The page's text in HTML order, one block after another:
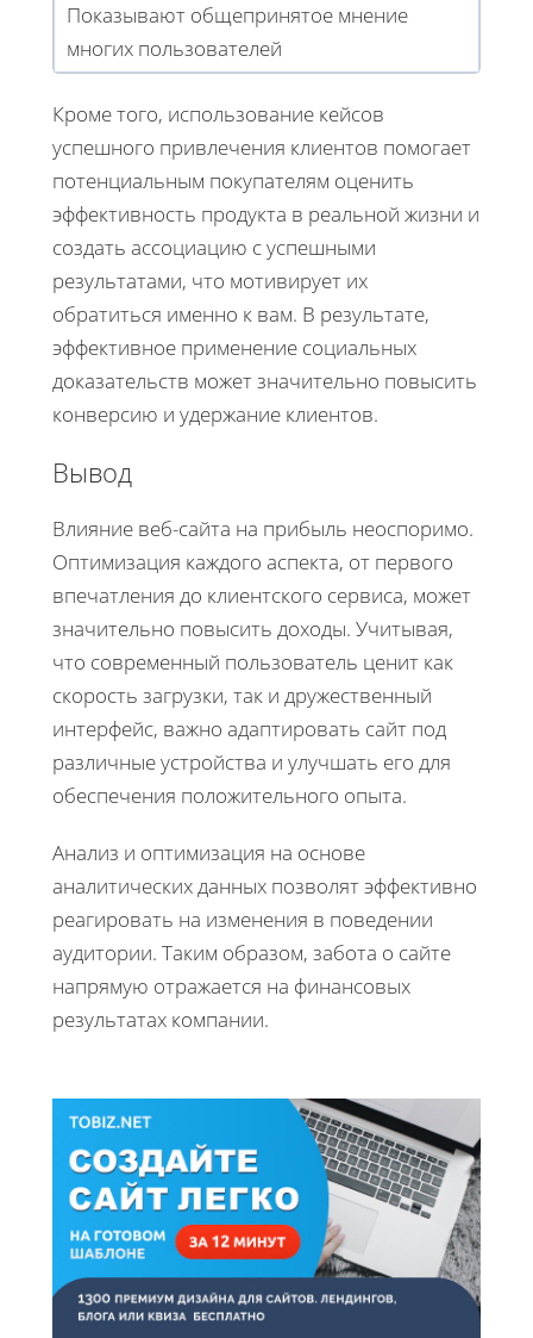
Показывают общепринятое мнение
многих пользователей
Кроме того, использование кейсов
успешного привлечения клиентов помогает
потенциальным покупателям оценить
эффективность продукта в реальной жизни и
создать ассоциацию с успешными
результатами, что мотивирует их
обратиться именно к вам. В результате,
эффективное применение социальных
доказательств может значительно повысить
конверсию и удержание клиентов.
Вывод
Влияние веб-сайта на прибыль неоспоримо.
Оптимизация каждого аспекта, от первого
впечатления до клиентского сервиса, может
значительно повысить доходы. Учитывая,
что современный пользователь ценит как
скорость загрузки, так и дружественный
интерфейс, важно адаптировать сайт под
различные устройства и улучшать его для
обеспечения положительного опыта.
Анализ и оптимизация на основе
аналитических данных позволят эффективно
реагировать на изменения в поведении
аудитории. Таким образом, забота о сайте
напрямую отражается на финансовых
результатах компании.